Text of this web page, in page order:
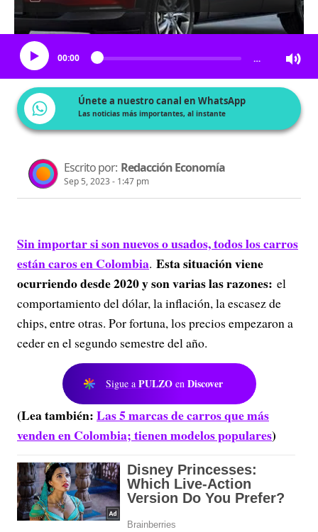
Escucha el artículo
00:00 …
Únete a nuestro canal en WhatsApp
Las noticias más importantes, al instante
Escrito por: Redacción Economía
Sep 5, 2023 - 1:47 pm
Sin importar si son nuevos o usados, todos los carros
están caros en Colombia. Esta situación viene
ocurriendo desde 2020 y son varias las razones: el
comportamiento del dólar, la inflación, la escasez de
chips, entre otras. Por fortuna, los precios empezaron a
ceder en el segundo semestre del año.
Sigue a PULZO en Discover
(Lea también:Las 5 marcas de carros que más
venden en Colombia; tienen modelos populares)